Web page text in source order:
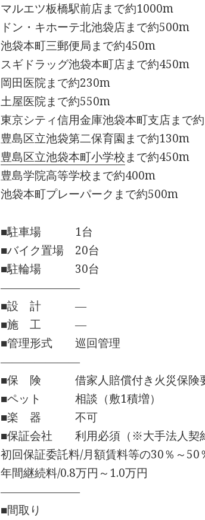
マルエツ板橋駅前店まで約1000m
ドン・キホーテ北池袋店まで約500m
池袋本町三郵便局まで約450m
スギドラッグ池袋本町店まで約450m
岡田医院まで約230m
土屋医院まで約550m
東京シティ信用金庫池袋本町支店まで
豊島区立池袋第二保育園まで約130m
豊島区立池袋本町小学校まで約450m
豊島学院高等学校まで約400m
池袋本町プレーパークまで約500m
■駐車場 1台
■バイク置場 20台
■駐輪場 30台
―――――――
■設 計 ―
■施 工 ―
■管理形式 巡回管理
―――――――
■保 険 借家人賠償付き火災保険
■ペット 相談（敷1積増）
■楽 器 不可
■保証会社 利用必須（※大手法人契
初回保証委託料/月額賃料等の30％～50
年間継続料/0.8万円～1.0万円
―――――――
■間取り